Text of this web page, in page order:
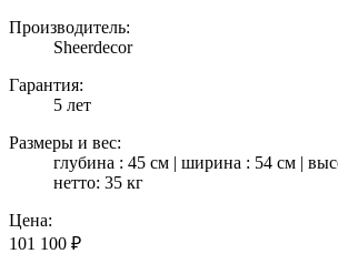
Производитель:
Sheerdecor
Гарантия:
5 лет
Размеры и вес:
глубина : 45 см | ширина : 54 см |
нетто: 35 кг
Цена:
101 100 ₽